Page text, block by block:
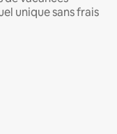
unique sans frais